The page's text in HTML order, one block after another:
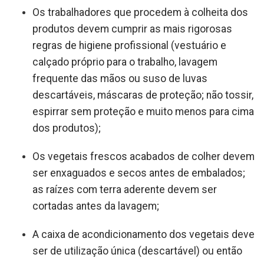
Os trabalhadores que procedem à colheita dos
produtos devem cumprir as mais rigorosas
regras de higiene profissional (vestuário e
calçado próprio para o trabalho, lavagem
frequente das mãos ou suso de luvas
descartáveis, máscaras de proteção; não tossir,
espirrar sem proteção e muito menos para cima
dos produtos);
Os vegetais frescos acabados de colher devem
ser enxaguados e secos antes de embalados;
as raízes com terra aderente devem ser
cortadas antes da lavagem;
A caixa de acondicionamento dos vegetais deve
ser de utilização única (descartável) ou então